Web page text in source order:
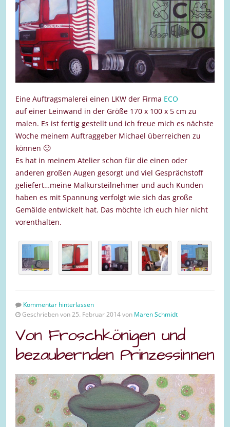
Eine Auftragsmalerei einen LKW der Firma ECO
auf einer Leinwand in der Größe 170 x 100 x 5 cm zu
malen. Es ist fertig gestellt und ich freue mich es nächste
Woche meinem Auftraggeber Michael überreichen zu
können 🙂
Es hat in meinem Atelier schon für die einen oder
anderen großen Augen gesorgt und viel Gesprächstoff
geliefert…meine Malkursteilnehmer und auch Kunden
haben es mit Spannung verfolgt wie sich das große
Gemälde entwickelt hat. Das möchte ich euch hier nicht
vorenthalten.
Kommentar hinterlassen
Geschrieben von 25. Februar 2014 von Maren Schmidt
Von Froschkönigen und
bezaubernden Prinzessinnen